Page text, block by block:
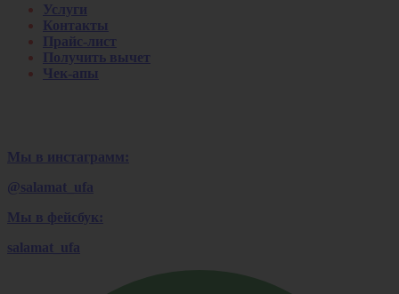
Услуги
Контакты
Прайс-лист
Получить вычет
Чек-апы
Мы в инстаграмм:
@salamat_ufa
Мы в фейсбук:
salamat_ufa